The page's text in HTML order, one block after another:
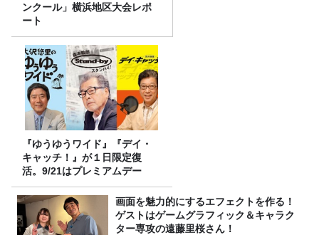
ンクール」横浜地区大会レポ
ート
『ゆうゆうワイド』『デイ・
キャッチ！』が１日限定復
活。9/21はプレミアムデー
画面を魅力的にするエフェクトを作る！
ゲストはゲームグラフィック＆キャラク
ター専攻の遠藤里桜さん！